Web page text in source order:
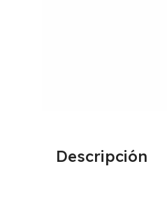
Descripción